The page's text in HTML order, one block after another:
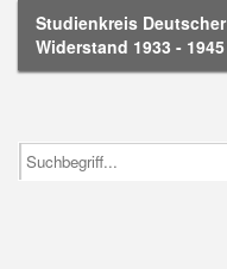
Studienkreis Deutscher
Widerstand 1933 - 1945